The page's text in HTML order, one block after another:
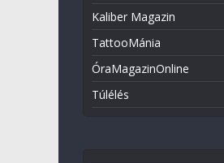
Kaliber Magazin
TattooMánia
ÓraMagazinOnline
Túlélés